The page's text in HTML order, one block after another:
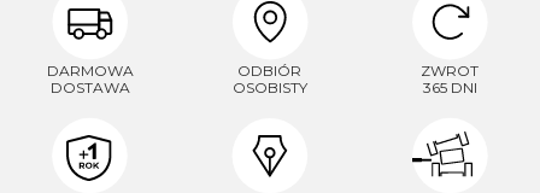
DARMOWA
DOSTAWA
ODBIÓR
OSOBISTY
ZWROT
365 DNI